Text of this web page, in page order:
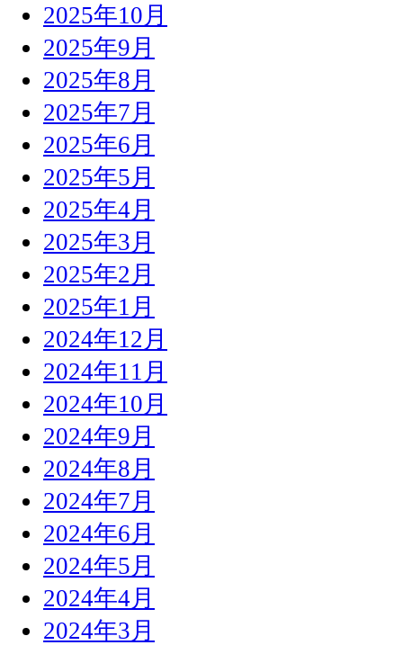
2025年10月
2025年9月
2025年8月
2025年7月
2025年6月
2025年5月
2025年4月
2025年3月
2025年2月
2025年1月
2024年12月
2024年11月
2024年10月
2024年9月
2024年8月
2024年7月
2024年6月
2024年5月
2024年4月
2024年3月